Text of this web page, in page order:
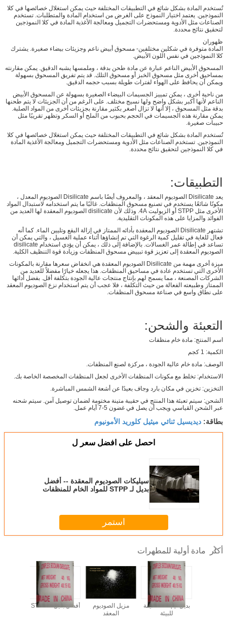
تُستخدم المادة بشكل شائع في التطبيقات المختلفة حيث يمكن استغلال خصائصها في كلا
النموذجين. يعتمد اختيار النموذج على الغرض من استخدام المادة والمتطلبات. تستخدم
الصناعات مثل الأدوية ومستحضرات التجميل ومعالجة الأغذية المادة في كلا النموذجين
لتحقيق نتائج محددة.
ظهوران
المادة متوفرة في شكلين مختلفين- مسحوق أبيض ناعم وجزيئات بيضاء صغيرة. يشترك
كلا النموذجين في نفس اللون الأبيض.
المسحوق الأبيض الناعم عبارة عن مادة طحن بدقة ، وملمسها يشبه الدقيق. يمكن مقارنته
بمساحيق أخرى مثل مسحوق الخبز أو مسحوق التلك. قد يتم تفريق المسحوق بسهولة
ويمكن أن يحافظ على الهواء لفترات طويلة بسبب حجمه الدقيق.
من ناحية أخرى ، يمكن تمييز الجسيمات البيضاء الصغيرة بسهولة عن المسحوق الأبيض
الناعم لأنها أكبر بشكل واضح ولها نسيج مختلف. على الرغم من أن الجزيئات لا يتم طحنها
بدقة مثل المسحوق ، إلا أنها لا تزال أصغر بكثير مقارنة بجزيئات أخرى من المواد الصلبة.
يمكن مقارنة هذه الجسيمات في الحجم بحبوب من الملح أو السكر وتظهر تقريبًا مثل
حبيبات صغيرة.
تُستخدم المادة بشكل شائع في التطبيقات المختلفة حيث يمكن استغلال خصائصها في كلا
النموذجين. تستخدم الصناعات مثل الأدوية ومستحضرات التجميل ومعالجة الأغذية المادة
في كلا النموذجين لتحقيق نتائج محددة.
التطبيقات:
يعد Disilicate الصوديوم المعقد ، والمعروف أيضًا باسم Disilicate الصوديوم المعدل ،
مكونًا شائعًا يستخدم في تصنيع مسحوق المنظفات. غالبًا ما يتم استخدامه لاستبدال المواد
الأخرى مثل STPP أو الزيوليت 4A. وذلك لأن disilicate الصوديوم المعقدة لها العديد من
الفوائد والمزايا على هذه المكونات التقليدية.
تشتهر Disilicate الصوديوم المعقدة بأدائه الممتاز في إزالة البقع وتليين الماء. كما أنه
فعال للغاية في تقليل كمية الرغوة التي تم إنشاؤها أثناء عملية الغسيل ، والتي يمكن أن
تساعد في إطالة عمر الغسالات. بالإضافة إلى ذلك ، يمكن أن يؤدي استخدام disilicate
الصوديوم المعقدة إلى تعزيز قوة تبييض مسحوق المنظفات وزيادة قوة التنظيف الكلية.
ميزة أخرى مهمة من Disilicate الصوديوم المعقدة هي انخفاض سعرها مقارنة بالمكونات
الأخرى التي تستخدم عادة في مساحيق المنظفات. هذا يجعله خيارًا مفضلاً للعديد من
الشركات المصنعة ، مما يسمح لهم بإنتاج منتجات عالية الجودة بتكلفة أقل. بفضل أدائها
الممتاز وطبيعته الفعالة من حيث التكلفة ، فلا عجب أن يتم استخدام نزع الصوديوم المعقد
على نطاق واسع في صناعة مسحوق المنظفات.
التعبئة والشحن:
اسم المنتج: مادة خام منظفات
الكمية: 1 كجم
الوصف: مادة خام عالية الجودة ، مركزة لصنع المنظفات.
الاستخدام: تخلط مع مكونات المنظفات الأخرى لجعل المنظفات المخصصة الخاصة بك.
التخزين: تخزين في مكان بارد وجاف بعيدًا عن أشعة الشمس المباشرة.
الشحن: سيتم تعبئة هذا المنتج في حقيبة متينة مختومة لضمان توصيل آمن. سيتم شحنه
عبر الشحن القياسي ويجب أن يصل في غضون 5-7 أيام عمل.
بطاقة: ديديسيل ثنائي ميثيل كلوريد الأمونيوم
احصل على افضل سعر ل
سيليكات الصوديوم المعقدة -- أفضل
بديل لـ STPP للمواد الخام للمنظفات
استمر
أكثر مادة أولية للمطهرات
أفضل بديل لـ STPP
مزيل الصوديوم
المعقد
بديل stpp -- صديقة
للبيئة